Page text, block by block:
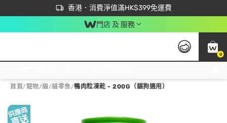
香港．消費淨值滿HK$399免運費
立即成為易賞錢會員盡享獨家優惠
首次APP下單買滿$450 輸入 NEWAPP 即減$50
門店 及 服務
0
首頁/寵物/貓/貓零食/鴨肉粒凍乾 - 200G（貓狗適用）